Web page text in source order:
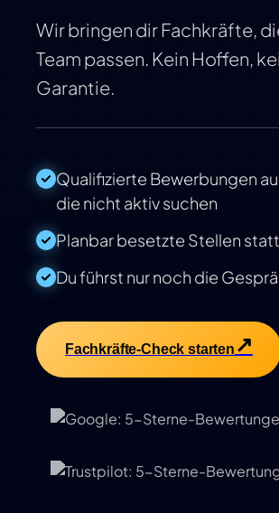
Wir bringen dir Fachkräfte,
Team passen. Kein Hoffen,
Garantie.
Qualifizierte Bewerbungen
die nicht aktiv suchen
Planbar besetzte Stellen
Du führst nur noch die
Fachkräfte-Check starten